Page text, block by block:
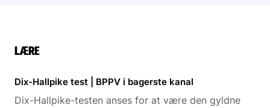
LÆRE
Dix-Hallpike test | BPPV i bagerste kanal
Dix-Hallpike-testen anses for at være den gyldne